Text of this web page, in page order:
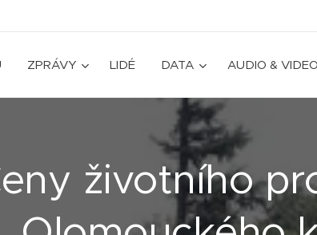
ZPRÁVY LIDÉ DATA AUDIO & VIDEO
životního